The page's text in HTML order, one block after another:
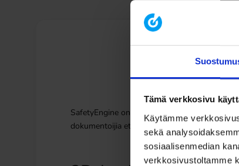
Tämä verkkosivu
Käytämme
sekä
sosiaalisenmedian
verkkosivustoltamme
SafetyEngine on suunniteltu käyttäjän
dokumentoijia että loppukäyttäjiä.